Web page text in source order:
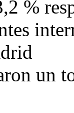
%
un